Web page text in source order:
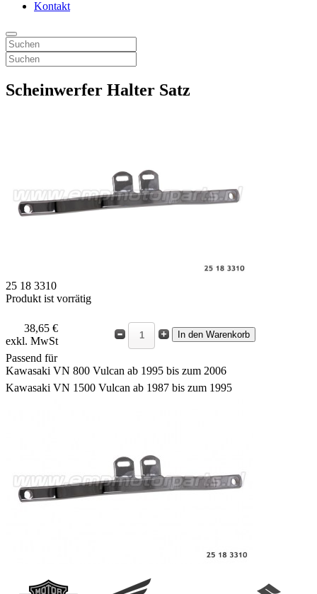
Kontakt
Scheinwerfer Halter Satz
25 18 3310
Produkt ist vorrätig
38,65 €
exkl. MwSt
Passend für
Kawasaki VN 800 Vulcan ab 1995 bis zum 2006
Kawasaki VN 1500 Vulcan ab 1987 bis zum 1995